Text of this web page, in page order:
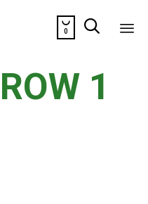

0 
1